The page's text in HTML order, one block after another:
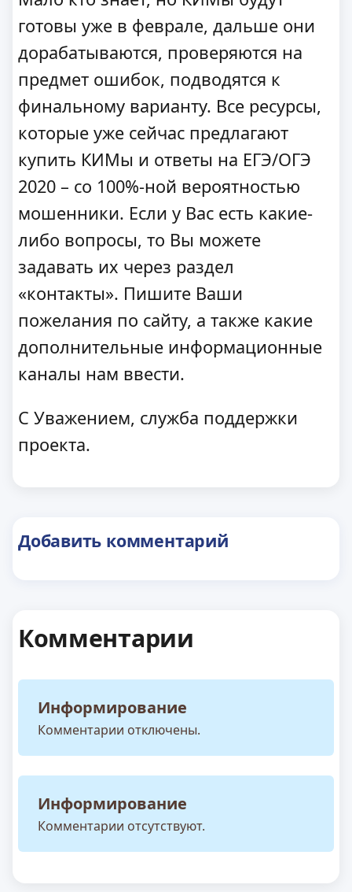
готовы уже в феврале, дальше они
дорабатываются, проверяются на
предмет ошибок, подводятся к
финальному варианту. Все ресурсы,
которые уже сейчас предлагают
купить КИМы и ответы на ЕГЭ/ОГЭ
2020 – со 100%-ной вероятностью
мошенники. Если у Вас есть какие-
либо вопросы, то Вы можете
задавать их через раздел
«контакты». Пишите Ваши
пожелания по сайту, а также какие
дополнительные информационные
каналы нам ввести.
С Уважением, служба поддержки
проекта.
Добавить комментарий
Комментарии
Информирование
Комментарии отключены.
Информирование
Комментарии отсутствуют.